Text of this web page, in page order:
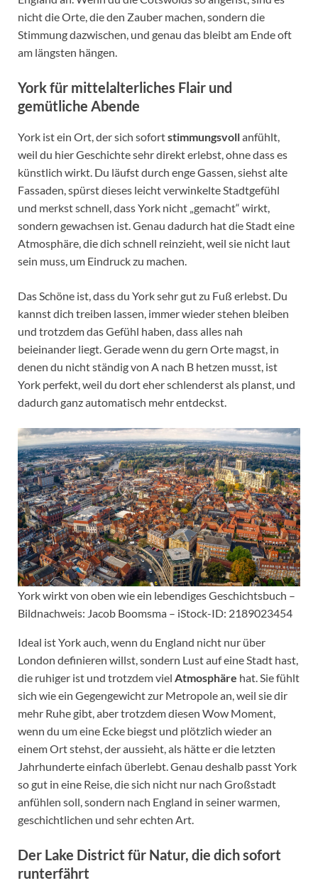
nicht die Orte, die den Zauber machen, sondern die
Stimmung dazwischen, und genau das bleibt am Ende oft
am längsten hängen.
York für mittelalterliches Flair und
gemütliche Abende
York ist ein Ort, der sich sofortstimmungsvollanfühlt,
weil du hier Geschichte sehr direkt erlebst, ohne dass es
künstlich wirkt. Du läufst durch enge Gassen, siehst alte
Fassaden, spürst dieses leicht verwinkelte Stadtgefühl
und merkst schnell, dass York nicht „gemacht“ wirkt,
sondern gewachsen ist. Genau dadurch hat die Stadt eine
Atmosphäre, die dich schnell reinzieht, weil sie nicht laut
sein muss, um Eindruck zu machen.
Das Schöne ist, dass du York sehr gut zu Fuß erlebst. Du
kannst dich treiben lassen, immer wieder stehen bleiben
und trotzdem das Gefühl haben, dass alles nah
beieinander liegt. Gerade wenn du gern Orte magst, in
denen du nicht ständig von A nach B hetzen musst, ist
York perfekt, weil du dort eher schlenderst als planst, und
dadurch ganz automatisch mehr entdeckst.
York wirkt von oben wie ein lebendiges Geschichtsbuch –
Bildnachweis: Jacob Boomsma – iStock-ID: 2189023454
Ideal ist York auch, wenn du England nicht nur über
London definieren willst, sondern Lust auf eine Stadt hast,
die ruhiger ist und trotzdem viel Atmosphäre hat. Sie fühlt
sich wie ein Gegengewicht zur Metropole an, weil sie dir
mehr Ruhe gibt, aber trotzdem diesen Wow Moment,
wenn du um eine Ecke biegst und plötzlich wieder an
einem Ort stehst, der aussieht, als hätte er die letzten
Jahrhunderte einfach überlebt. Genau deshalb passt York
so gut in eine Reise, die sich nicht nur nach Großstadt
anfühlen soll, sondern nach England in seiner warmen,
geschichtlichen und sehr echten Art.
Der Lake District für Natur, die dich sofort
runterfährt